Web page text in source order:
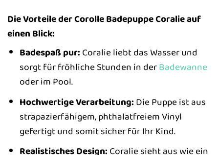
Die Vorteile der Corolle Badepuppe Coralie auf
einen Blick:
Badespaß pur: Coralie liebt das Wasser und
sorgt für fröhliche Stunden in derBadewanne
oder im Pool.
Hochwertige Verarbeitung: Die Puppe ist aus
strapazierfähigem, phthalatfreiem Vinyl
gefertigt und somit sicher für Ihr Kind.
Realistisches Design: Coralie sieht aus wie ein